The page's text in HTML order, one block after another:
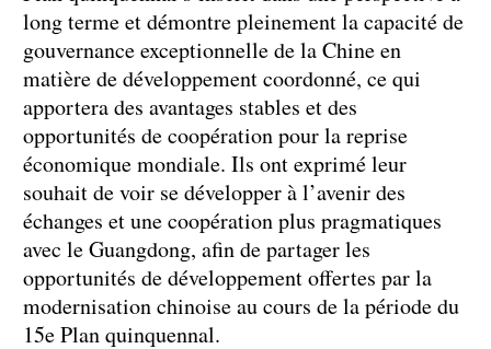
long terme et démontre pleinement la capacité de
gouvernance exceptionnelle de la Chine en
matière de développement coordonné, ce qui
apportera des avantages stables et des
opportunités de coopération pour la reprise
économique mondiale. Ils ont exprimé leur
souhait de voir se développer à l’avenir des
échanges et une coopération plus pragmatiques
avec le Guangdong, afin de partager les
opportunités de développement offertes par la
modernisation chinoise au cours de la période du
15e Plan quinquennal.